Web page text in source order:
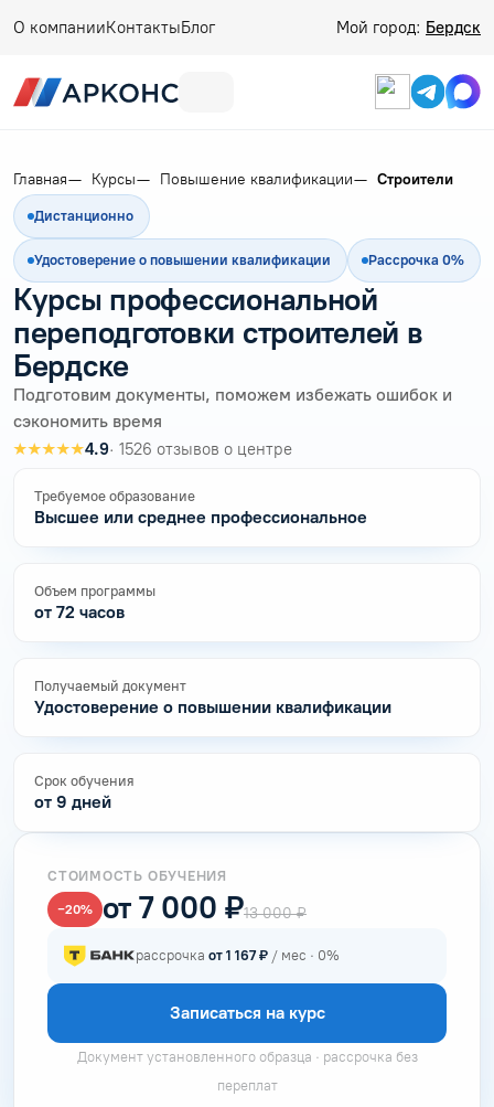
О компанииКонтактыБлог Мой город: Бердск
Главная Курсы Повышение квалификации Строители
Дистанционно
Удостоверение о повышении квалификации Рассрочка 0%
Курсы профессиональной
переподготовки строителей в
Бердске
Подготовим документы, поможем избежать ошибок и
сэкономить время
★★★★★4.9· 1526 отзывов о центре
Требуемое образование
Высшее или среднее профессиональное
Объем программы
от 72 часов
Получаемый документ
Удостоверение о повышении квалификации
Срок обучения
от 9 дней
СТОИМОСТЬ ОБУЧЕНИЯ
−20% от 7 000 ₽13 000 ₽
рассрочка от 1 167 ₽ / мес · 0%
Записаться на курс
Документ установленного образца · рассрочка без
переплат